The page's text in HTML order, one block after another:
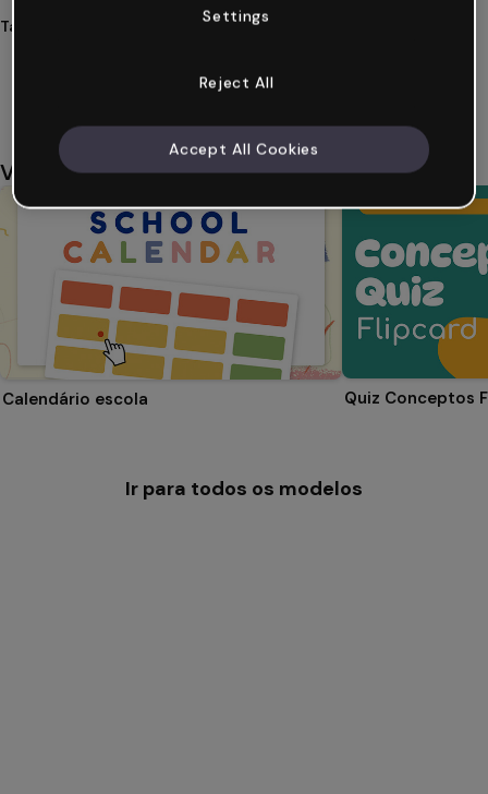
Tags
Você também pode gostar
Calendário escola Quiz Conceptos
Ir para todos os modelos
Settings
Reject All
Accept All Cookies